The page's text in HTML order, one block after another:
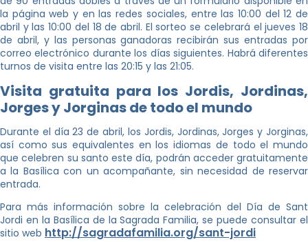
la página web y en las redes sociales, entre las 10:00 del 12 de
abril y las 10:00 del 18 de abril. El sorteo se celebrará el jueves 18
de abril, y las personas ganadoras recibirán sus entradas por
correo electrónico durante los días siguientes. Habrá diferentes
turnos de visita entre las 20:15 y las 21:05.
Visita gratuita para los Jordis, Jordinas,
Jorges y Jorginas de todo el mundo
Durante el día 23 de abril, los Jordis, Jordinas, Jorges y Jorginas,
así como sus equivalentes en los idiomas de todo el mundo
que celebren su santo este día, podrán acceder gratuitamente
a la Basílica con un acompañante, sin necesidad de reservar
entrada.
Para más información sobre la celebración del Día de Sant
Jordi en la Basílica de la Sagrada Familia, se puede consultar el
sitio web http://sagradafamilia.org/sant-jordi